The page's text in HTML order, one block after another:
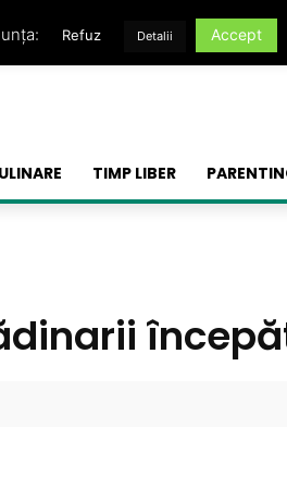
TIMP LIBER
Refuz Detalii Accept